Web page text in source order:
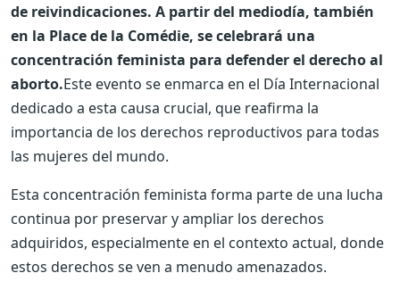
de reivindicaciones. A partir del mediodía, también
en la Place de la Comédie, se celebrará una
concentración feminista para defender el derecho al
aborto.Este evento se enmarca en el Día Internacional
dedicado a esta causa crucial, que reafirma la
importancia de los derechos reproductivos para todas
las mujeres del mundo.
Esta concentración feminista forma parte de una lucha
continua por preservar y ampliar los derechos
adquiridos, especialmente en el contexto actual, donde
estos derechos se ven a menudo amenazados.